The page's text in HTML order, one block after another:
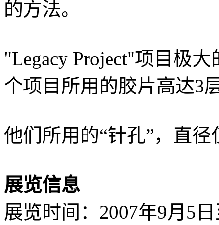
的方法。
"Legacy Project"项目极
个项目所用的胶片高达3
他们所用的“针孔”，直径
展览信息
展览时间：2007年9月5